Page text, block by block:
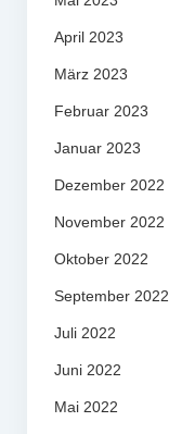
April 2023
März 2023
Februar 2023
Januar 2023
Dezember 2022
November 2022
Oktober 2022
September 2022
Juli 2022
Juni 2022
Mai 2022